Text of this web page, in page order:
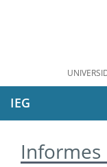
IEG
Informes